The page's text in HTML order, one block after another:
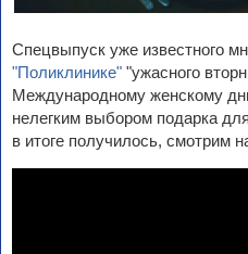
Спецвыпуск уже известного
"Поликлинике" "ужасного
Международному женскому
нелегким выбором подарка
в итоге получилось, смотрим